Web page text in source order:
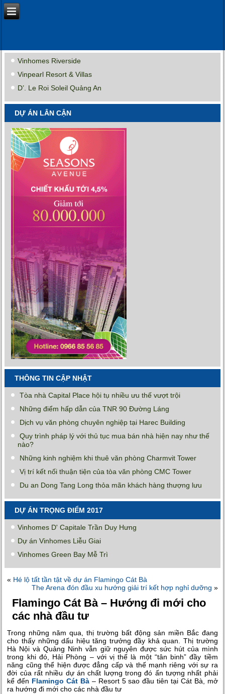
Vinhomes Riverside
Vinpearl Resort & Villas
D’. Le Roi Soleil Quảng An
DỰ ÁN LÂN CẬN
THÔNG TIN CẬP NHẬT
Tòa nhà Capital Place hội tụ nhiều ưu thế vượt trội
Những điểm hấp dẫn của TNR 90 Đường Láng
Dịch vụ văn phòng chuyên nghiệp tại Harec Building
Quy trình pháp lý với thủ tục mua bán nhà hiện nay như thế
nào?
Những kinh nghiệm khi thuê văn phòng Charmvit Tower
Vị trí kết nối thuận tiện của tòa văn phòng CMC Tower
Du an Dong Tang Long thỏa mãn khách hàng thượng lưu
DỰ ÁN TRỌNG ĐIỂM 2017
Vinhomes D' Capitale Trần Duy Hưng
Dự án Vinhomes Liễu Giai
Vinhomes Green Bay Mễ Trì
« Hé lộ tất tần tật về dự án Flamingo Cát Bà
The Arena đón đầu xu hướng giải trí kết hợp nghỉ dưỡng »
Flamingo Cát Bà – Hướng đi mới cho
các nhà đầu tư
Trong những năm qua, thị trường bất động sản miền Bắc đang
cho thấy những dấu hiệu tăng trưởng đầy khả quan. Thị trường
Hà Nội và Quảng Ninh vẫn giữ nguyên được sức hút của mình
trong khi đó, Hải Phòng – với vị thế là một “tân binh” đầy tiềm
năng cũng thể hiện được đẳng cấp và thế mạnh riêng với sự ra
đời của rất nhiều dự án chất lượng trong đó ấn tượng nhất phải
kể đến Flamingo Cát Bà– Resort 5 sao đầu tiên tại Cát Bà, mở
ra hướng đi mới cho các nhà đầu tư